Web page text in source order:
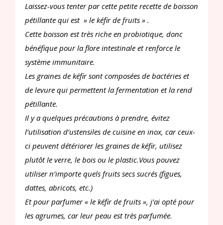
Laissez-vous tenter par cette petite recette de boisson
pétillante qui est » le kéfir de fruits » .
Cette boisson est très riche en probiotique, donc
bénéfique pour la flore intestinale et renforce le
système immunitaire.
Les graines de kéfir sont composées de bactéries et
de levure qui permettent la fermentation et la rend
pétillante.
Il y a quelques précautions à prendre, évitez
l’utilisation d’ustensiles de cuisine en inox, car ceux-
ci peuvent détériorer les graines de kéfir, utilisez
plutôt le verre, le bois ou le plastic.Vous pouvez
utiliser n’importe quels fruits secs sucrés (figues,
dattes, abricots, etc.)
Et pour parfumer « le kéfir de fruits », j’ai opté pour
les agrumes, car leur peau est très parfumée.